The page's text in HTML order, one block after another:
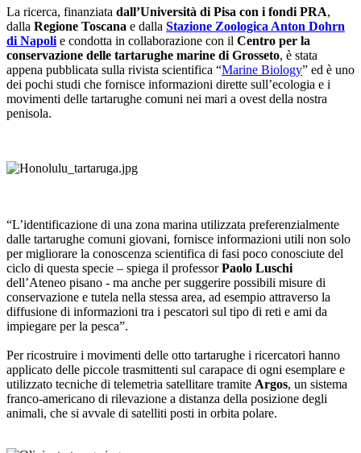
La ricerca, finanziata dall’Università di Pisa con i fondi PRA,
dalla Regione Toscana e dalla Stazione Zoologica Anton Dohrn
di Napolie condotta in collaborazione con il Centro per la
conservazione delle tartarughe marine di Grosseto, è stata
appena pubblicata sulla rivista scientifica “Marine Biology” ed è uno
dei pochi studi che fornisce informazioni dirette sull’ecologia e i
movimenti delle tartarughe comuni nei mari a ovest della nostra
penisola.
“L’identificazione di una zona marina utilizzata preferenzialmente
dalle tartarughe comuni giovani, fornisce informazioni utili non solo
per migliorare la conoscenza scientifica di fasi poco conosciute del
ciclo di questa specie – spiega il professorPaolo Luschi
dell’Ateneo pisano - ma anche per suggerire possibili misure di
conservazione e tutela nella stessa area, ad esempio attraverso la
diffusione di informazioni tra i pescatori sul tipo di reti e ami da
impiegare per la pesca”.
Per ricostruire i movimenti delle otto tartarughe i ricercatori hanno
applicato delle piccole trasmittenti sul carapace di ogni esemplare e
utilizzato tecniche di telemetria satellitare tramite Argos, un sistema
franco-americano di rilevazione a distanza della posizione degli
animali, che si avvale di satelliti posti in orbita polare.